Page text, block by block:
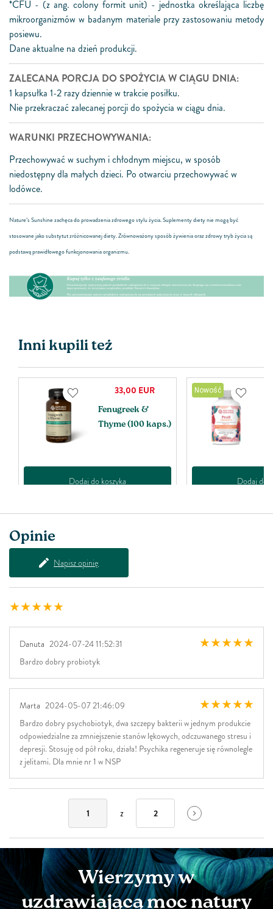
*CFU - (z ang. colony formit unit) - jednostka określająca liczbę
mikroorganizmów w badanym materiale przy zastosowaniu metody
posiewu.
Dane aktualne na dzień produkcji.
ZALECANA PORCJA DO SPOŻYCIA W CIĄGU DNIA:
1 kapsułka 1-2 razy dziennie w trakcie posiłku.
Nie przekraczać zalecanej porcji do spożycia w ciągu dnia.
WARUNKI PRZECHOWYWANIA:
Przechowywać w suchym i chłodnym miejscu, w sposób
niedostępny dla małych dzieci. Po otwarciu przechowywać w
lodówce.
Nature’s Sunshine zachęca do prowadzenia zdrowego stylu życia. Suplementy diety nie mogą być
stosowane jako substytut zróżnicowanej diety. Zrównoważony sposób żywienia oraz zdrowy tryb życia są
podstawą prawidłowego funkcjonowania organizmu.
Inni kupili też
33,00 EUR
Fenugreek &
Thyme (100 kaps.)
Dodaj do koszyka
Nowość
Dodaj do
Opinie
Napisz opinię
Danuta 2024-07-24 11:52:31
Bardzo dobry probiotyk
Marta 2024-05-07 21:46:09
Bardzo dobry psychobiotyk, dwa szczepy bakterii w jednym produkcie
odpowiedzialne za zmniejszenie stanów lękowych, odczuwanego stresu i
depresji. Stosuję od pół roku, działa! Psychika regeneruje się równolegle
z jelitami. Dla mnie nr 1 w NSP
1 z 2
Wierzymy w